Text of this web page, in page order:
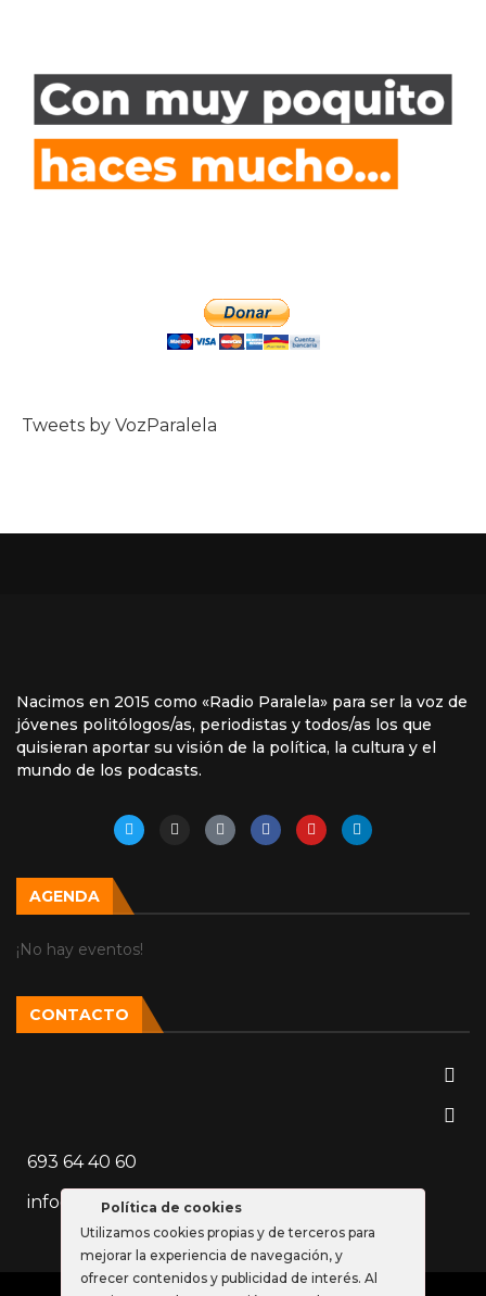
Tweets by VozParalela
Nacimos en 2015 como «Radio Paralela» para ser la voz de
jóvenes politólogos/as, periodistas y todos/as los que
quisieran aportar su visión de la política, la cultura y el
mundo de los podcasts.
AGENDA
¡No hay eventos!
CONTACTO
693 64 40 60
info@vozparalela.es
Política de cookies
Utilizamos cookies propias y de terceros para
mejorar la experiencia de navegación, y
ofrecer contenidos y publicidad de interés. Al